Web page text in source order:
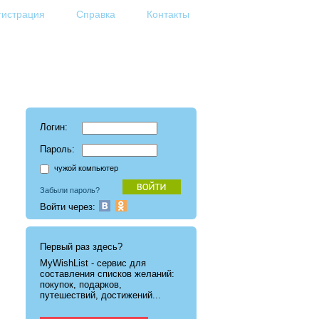
Справка Контакты
Логин:
Пароль:
чужой компьютер
Забыли пароль?
Войти через:
Первый раз здесь?
MyWishList - cервис для
составления списков желаний:
покупок, подарков,
путешествий, достижений...